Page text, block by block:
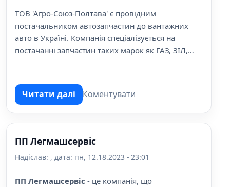
ТОВ 'Агро-Союз-Полтава' є провідним
постачальником автозапчастин до вантажних
авто в Україні. Компанія спеціалізується на
постачанні запчастин таких марок як ГАЗ, ЗІЛ,
Читати даліпро Агро-Союз-Полтава
Коментувати
ПП Легмашсервіс
Надіслав: , дата: пн, 12.18.2023 - 23:01
ПП Легмашсервіс - це компанія, що